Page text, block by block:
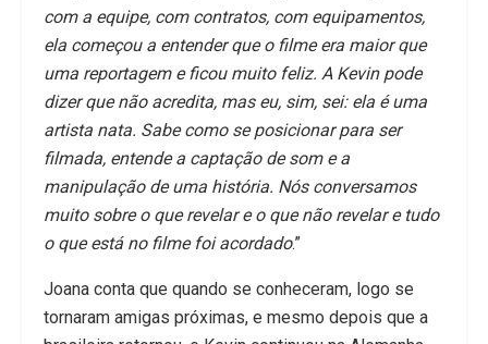
com a equipe, com contratos, com equipamentos,
ela começou a entender que o filme era maior que
uma reportagem e ficou muito feliz. A Kevin pode
dizer que não acredita, mas eu, sim, sei: ela é uma
artista nata. Sabe como se posicionar para ser
filmada, entende a captação de som e a
manipulação de uma história. Nós conversamos
muito sobre o que revelar e o que não revelar e tudo
o que está no filme foi acordado.”
Joana conta que quando se conheceram, logo se
tornaram amigas próximas, e mesmo depois que a